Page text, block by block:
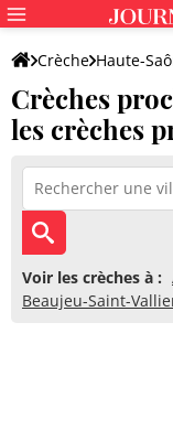
Crèche Haute-
Crèches
les crèches
Voir les crèches à :
Beaujeu-Saint-